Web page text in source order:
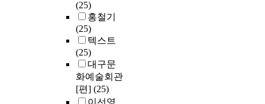
(25)
홍철기
(25)
텍스트
(25)
대구문
화예술회관
[편] (25)